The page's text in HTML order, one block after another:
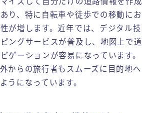
り、特に自転車や徒歩での移動にお
が増します。近年では、デジタル技
ングサービスが普及し、地図上で道
ゲーションが容易になっています。
からの旅行者もスムーズに目的地へ
うになっています。